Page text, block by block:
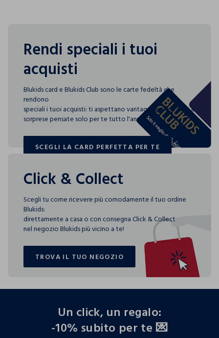
Rendi speciali i tuoi
acquisti
Blukids card e Blukids Club sono le carte fedeltà che
rendono
speciali i tuoi acquisti: ti aspettano vantaggi, promozioni e
sorprese pensate solo per te tutto l'anno!
SCEGLI LA CARD PERFETTA PER TE
SCEGLI LA CARD PERFETTA PER TE
Click & Collect
Scegli tu come ricevere più comodamente il tuo ordine
Blukids:
direttamente a casa o con consegna Click & Collect
nel negozio Blukids più vicino a te!
TROVA IL TUO NEGOZIO
TROVA IL TUO NEGOZIO
Un click, un regalo:
-10% subito per te 💌